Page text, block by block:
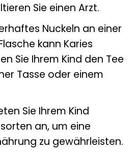
Sie einen Arzt.
Nuckeln an einer
kann Karies
Sie Ihrem Kind den Tee
Tasse oder einem
Sie Ihrem Kind
an, um eine
zu gewährleisten.